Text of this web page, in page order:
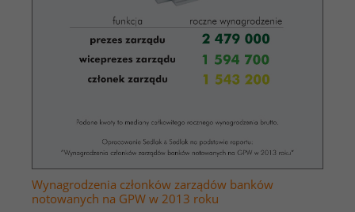
Wynagrodzenia członków zarządów banków
notowanych na GPW w 2013 roku